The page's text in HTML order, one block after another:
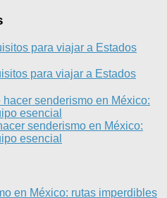
para viajar a Estados
para viajar a Estados
hacer senderismo en México:
esencial
senderismo en México:
esencial
en México: rutas imperdibles